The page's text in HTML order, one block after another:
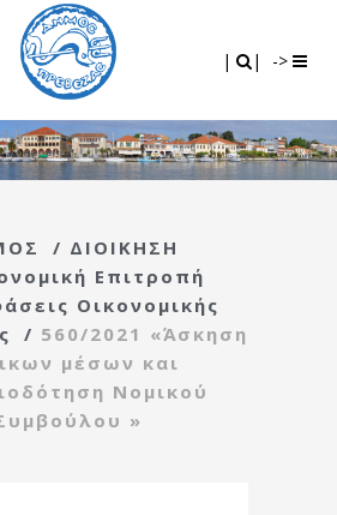
| | ->
/ ΔΙΟΙΚΗΣΗ
Επιτροπή
Οικονομικής
/ 560/2021 «Άσκηση
μέσων και
Νομικού
»